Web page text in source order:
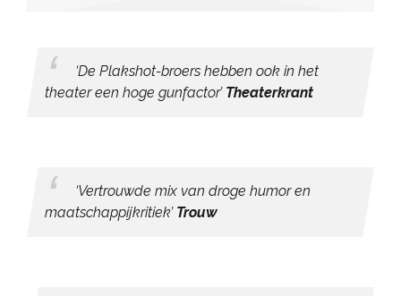
geen toeter en ook geen waterscooter, maar nu wel
een avondvullende voorstelling.
‘De Plakshot-broers hebben ook in het
theater een hoge gunfactor’ Theaterkrant
‘Vertrouwde mix van droge humor en
maatschappijkritiek’ Trouw